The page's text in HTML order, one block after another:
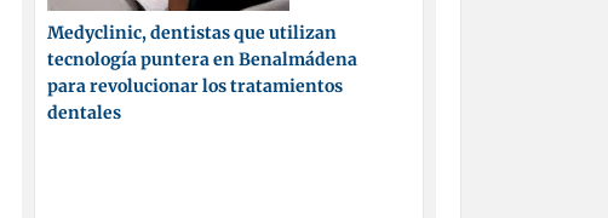
Medyclinic, dentistas que utilizan
tecnología puntera en Benalmádena
para revolucionar los tratamientos
dentales